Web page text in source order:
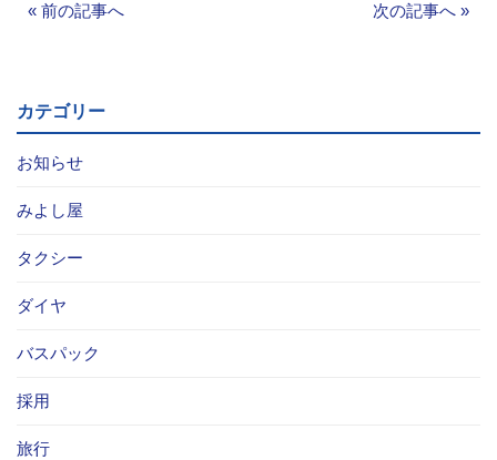
« 前の記事へ 次の記事へ »
カテゴリー
お知らせ
みよし屋
タクシー
ダイヤ
バスパック
採用
旅行